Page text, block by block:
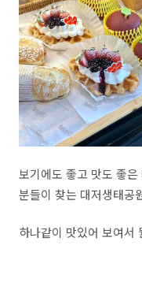
보기에도 좋고 맛도 좋
분들이 찾는 대저생태공
하나같이 맛있어 보여서